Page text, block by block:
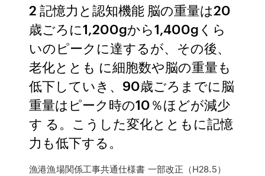
2 記憶力と認知機能 脳の重量は20
歳ごろに1,200gから1,400gくら
いのピークに達するが、その後、
老化ととも に細胞数や脳の重量も
低下していき、90歳ごろまでに脳
重量はピーク時の10％ほどが減少
す る。こうした変化とともに記憶
力も低下する。
漁港漁場関係工事共通仕様書 一部改正（H28.5）